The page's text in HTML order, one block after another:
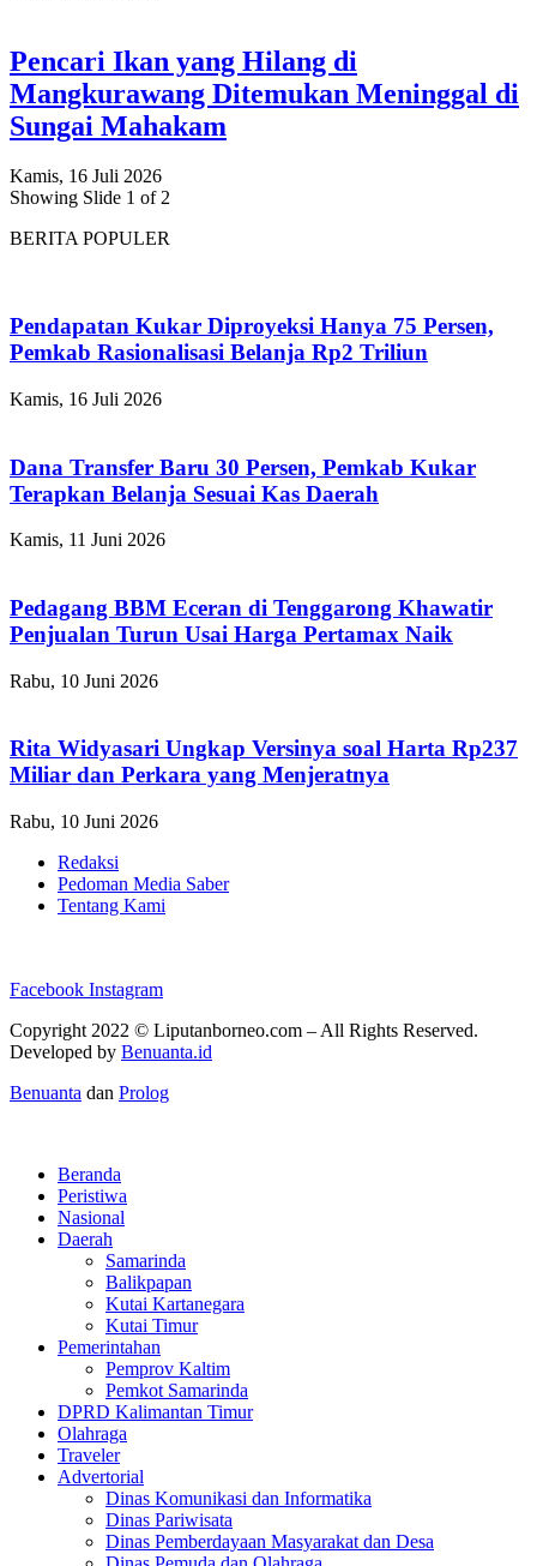
Pencari Ikan yang Hilang di
Mangkurawang Ditemukan Meninggal di
Sungai Mahakam
Kamis, 16 Juli 2026
Showing Slide 1 of 2
BERITA POPULER
Pendapatan Kukar Diproyeksi Hanya 75 Persen,
Pemkab Rasionalisasi Belanja Rp2 Triliun
Kamis, 16 Juli 2026
Dana Transfer Baru 30 Persen, Pemkab Kukar
Terapkan Belanja Sesuai Kas Daerah
Kamis, 11 Juni 2026
Pedagang BBM Eceran di Tenggarong Khawatir
Penjualan Turun Usai Harga Pertamax Naik
Rabu, 10 Juni 2026
Rita Widyasari Ungkap Versinya soal Harta Rp237
Miliar dan Perkara yang Menjeratnya
Rabu, 10 Juni 2026
Redaksi
Pedoman Media Saber
Tentang Kami
Facebook Instagram
Copyright 2022 © Liputanborneo.com – All Rights Reserved.
Developed by Benuanta.id
Benuanta dan Prolog
Beranda
Peristiwa
Nasional
Daerah
Samarinda
Balikpapan
Kutai Kartanegara
Kutai Timur
Pemerintahan
Pemprov Kaltim
Pemkot Samarinda
DPRD Kalimantan Timur
Olahraga
Traveler
Advertorial
Dinas Komunikasi dan Informatika
Dinas Pariwisata
Dinas Pemberdayaan Masyarakat dan Desa